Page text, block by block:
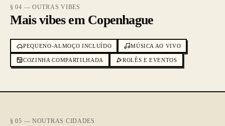
§ 04 — OUTRAS VIBES
Mais vibes em Copenhague
PEQUENO-ALMOÇO INCLUÍDO MÚSICA AO VIVO
COZINHA COMPARTILHADA ROLÊS E EVENTOS
§ 05 — NOUTRAS CIDADES